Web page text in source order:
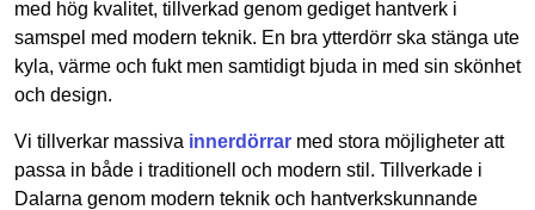
med hög kvalitet, tillverkad genom gediget hantverk i
samspel med modern teknik. En bra ytterdörr ska stänga ute
kyla, värme och fukt men samtidigt bjuda in med sin skönhet
och design.
Vi tillverkar massiva innerdörrar med stora möjligheter att
passa in både i traditionell och modern stil. Tillverkade i
Dalarna genom modern teknik och hantverkskunnande